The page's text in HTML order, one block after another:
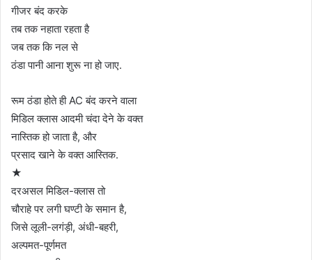
गीजर बंद करके
तब तक नहाता रहता है
जब तक कि नल से
ठंडा पानी आना शुरू ना हो जाए.
रूम ठंडा होते ही AC बंद करने वाला
मिडिल क्लास आदमी चंदा देने के वक्त
नास्तिक हो जाता है, और
प्रसाद खाने के वक्त आस्तिक.
★
दरअसल मिडिल-क्लास तो
चौराहे पर लगी घण्टी के समान है,
जिसे लूली-लगंड़ी, अंधी-बहरी,
अल्पमत-पूर्णमत